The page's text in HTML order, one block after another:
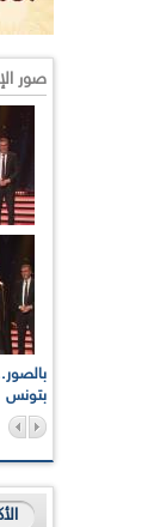
صور
بتونس